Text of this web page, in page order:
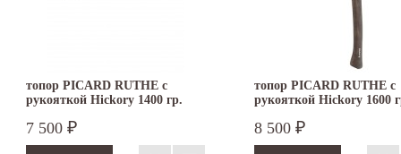
топор PICARD RUTHE с
рукояткой Hickory 1400 гр.
7 500 ₽
топор PICARD RUTHE с
рукояткой Hickory 1600
8 500 ₽